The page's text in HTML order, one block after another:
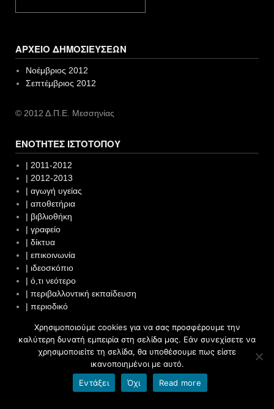
ΑΡΧΕΊΟ ΔΗΜΟΣΙΕΎΣΕΩΝ
Νοέμβριος 2012
Σεπτέμβριος 2012
© 2012 Δ.Π.Ε. Μεσσηνίας
ΕΝΌΤΗΤΕΣ ΙΣΤΌΤΟΠΟΥ
| 2011-2012
| 2012-2013
| αγωγή υγείας
| αποθετήρια
| βιβλιοθήκη
| γραφείο
| δίκτυα
| επικοινωνία
| ιδεοσκόπιο
| ό,τι νεότερο
| περιβαλλοντική εκπαίδευση
| περιοδικό
| προγράμματα μονάδων
Φιλοξενία από το blogs.sch.gr|Όροι χρήσης blogs.sch.gr
Δήλωση προσβασιμότητας
Χρησιμοποιούμε cookies για να σας προσφέρουμε την
καλύτερη δυνατή εμπειρία στη σελίδα μας. Εάν συνεχίσετε να
χρησιμοποιείτε τη σελίδα, θα υποθέσουμε πως είστε
ικανοποιημένοι με αυτό.
Εντάξει
Όχι Read more